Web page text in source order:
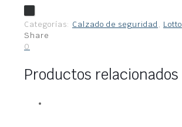
Categorías: Calzado de seguridad , Lotto
Share
0
Productos relacionados